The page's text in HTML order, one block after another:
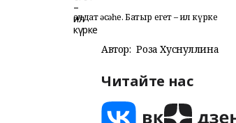
Һалдат әсәһе. Батыр егет – ил күрке
Автор: Роза Хуснуллина
Читайте нас